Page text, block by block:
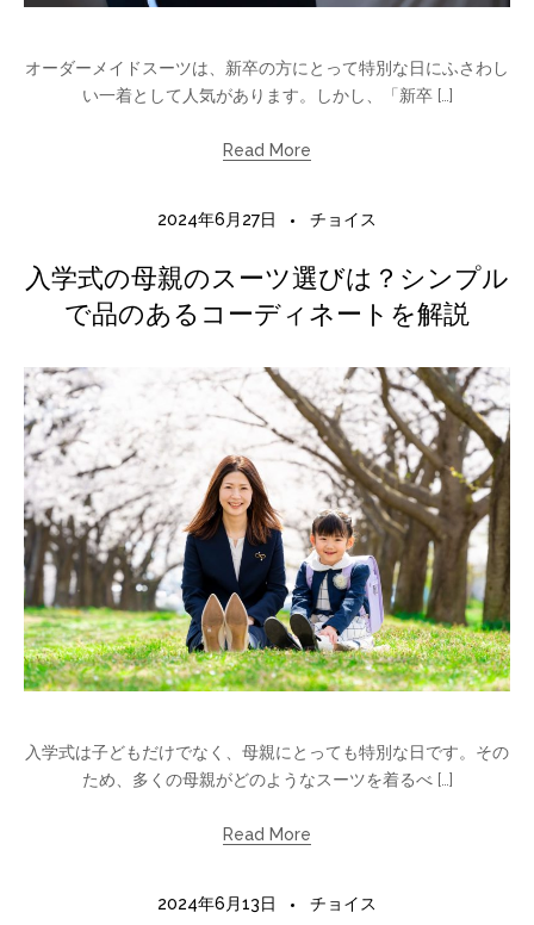
オーダーメイドスーツは、新卒の方にとって特別な日にふさわし
い一着として人気があります。しかし、「新卒 […]
Read More
2024年6月27日 チョイス
入学式の母親のスーツ選びは？シンプル
で品のあるコーディネートを解説
入学式は子どもだけでなく、母親にとっても特別な日です。その
ため、多くの母親がどのようなスーツを着るべ […]
Read More
2024年6月13日 チョイス